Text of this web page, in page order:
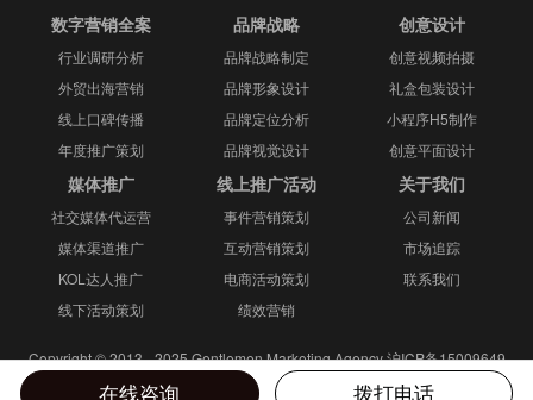
数字营销全案
行业调研分析
外贸出海营销
线上口碑传播
年度推广策划
品牌战略
品牌战略制定
品牌形象设计
品牌定位分析
品牌视觉设计
创意设计
创意视频拍摄
礼盒包装设计
小程序H5制作
创意平面设计
媒体推广
社交媒体代运营
媒体渠道推广
KOL达人推广
线下活动策划
线上推广活动
事件营销策划
互动营销策划
电商活动策划
绩效营销
关于我们
公司新闻
市场追踪
联系我们
Copyright © 2013 - 2025 Gentlemen Marketing Agency沪ICP备15009649
网站地图
在线咨询 拨打电话